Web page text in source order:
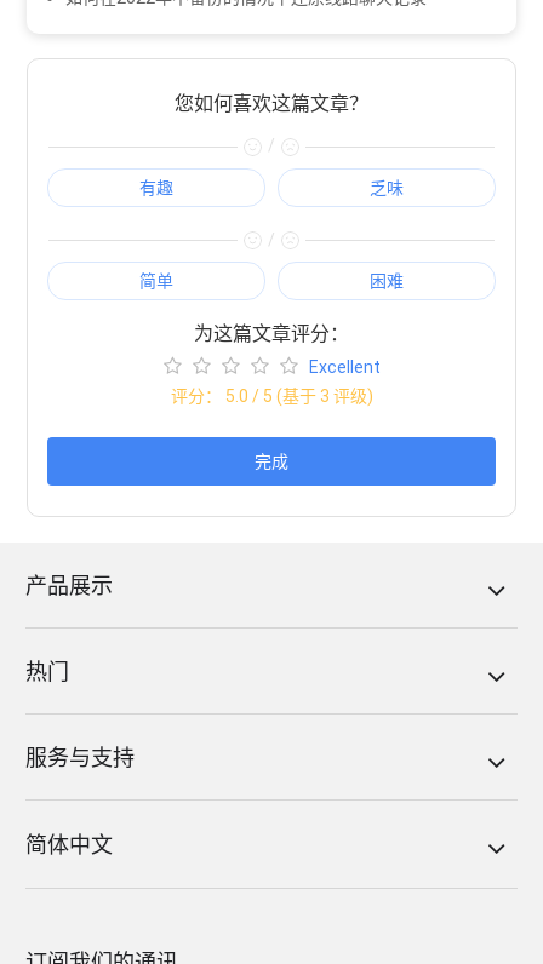
您如何喜欢这篇文章？
/
有趣 乏味
/
简单 困难
为这篇文章评分：
Excellent
评分： 5.0 / 5 (基于 3 评级)
完成
产品展示
热门
服务与支持
简体中文